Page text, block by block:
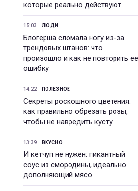
которые реально действуют
15:03 ЛЮДИ
Блогерша сломала ногу из-за
трендовых штанов: что
произошло и как не повторить ее
ошибку
14:22 ПОЛЕЗНОЕ
Секреты роскошного цветения:
как правильно обрезать розы,
чтобы не навредить кусту
13:39 ВКУСНО
И кетчуп не нужен: пикантный
соус из смородины, идеально
дополняющий мясо